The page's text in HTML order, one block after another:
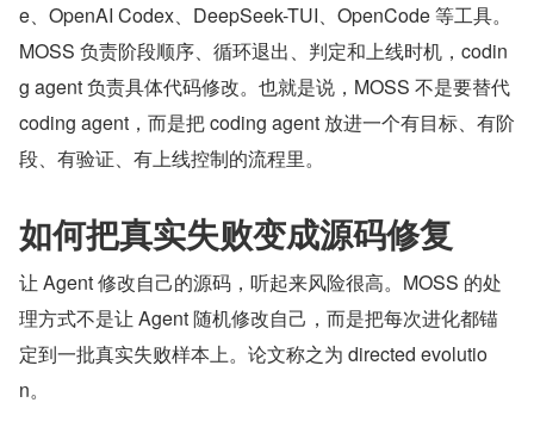
e、OpenAI Codex、DeepSeek-TUI、OpenCode 等工具。
MOSS 负责阶段顺序、循环退出、判定和上线时机，codin
g agent 负责具体代码修改。也就是说，MOSS 不是要替代
coding agent，而是把 coding agent 放进一个有目标、有阶
段、有验证、有上线控制的流程里。
如何把真实失败变成源码修复
让 Agent 修改自己的源码，听起来风险很高。MOSS 的处
理方式不是让 Agent 随机修改自己，而是把每次进化都锚
定到一批真实失败样本上。论文称之为 directed evolutio
n。